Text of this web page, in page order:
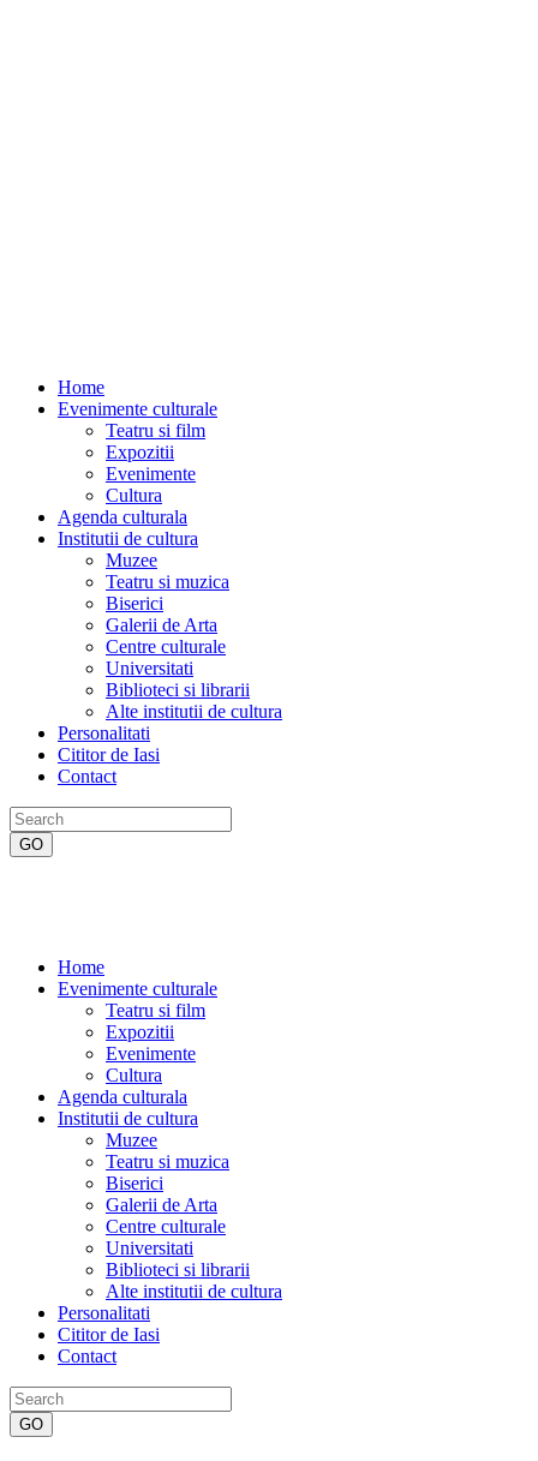
Home
Evenimente culturale
Teatru si film
Expozitii
Evenimente
Cultura
Agenda culturala
Institutii de cultura
Muzee
Teatru si muzica
Biserici
Galerii de Arta
Centre culturale
Universitati
Biblioteci si librarii
Alte institutii de cultura
Personalitati
Cititor de Iasi
Contact
Home
Evenimente culturale
Teatru si film
Expozitii
Evenimente
Cultura
Agenda culturala
Institutii de cultura
Muzee
Teatru si muzica
Biserici
Galerii de Arta
Centre culturale
Universitati
Biblioteci si librarii
Alte institutii de cultura
Personalitati
Cititor de Iasi
Contact